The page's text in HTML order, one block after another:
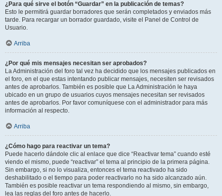
¿Para qué sirve el botón “Guardar” en la publicación de temas?
Esto le permitirá guardar borradores que serán completados y enviados más
tarde. Para recargar un borrador guardado, visite el Panel de Control de
Usuario.
Arriba
¿Por qué mis mensajes necesitan ser aprobados?
La Administración del foro tal vez ha decidido que los mensajes publicados en
el foro, en el que estas intentando publicar mensajes, necesiten ser revisados
antes de aprobarlos. También es posible que La Administración le haya
ubicado en un grupo de usuarios cuyos mensajes necesitan ser revisados
antes de aprobarlos. Por favor comuníquese con el administrador para más
información al respecto.
Arriba
¿Cómo hago para reactivar un tema?
Puede hacerlo dándole clic al enlace que dice “Reactivar tema” cuando esté
viendo el mismo, puede “reactivar” el tema al principio de la primera página.
Sin embargo, si no lo visualiza, entonces el tema reactivado ha sido
deshabilitado o el tiempo para poder reactivarlo no ha sido alcanzado aún.
También es posible reactivar un tema respondiendo al mismo, sin embargo,
lea las reglas del foro antes de hacerlo.